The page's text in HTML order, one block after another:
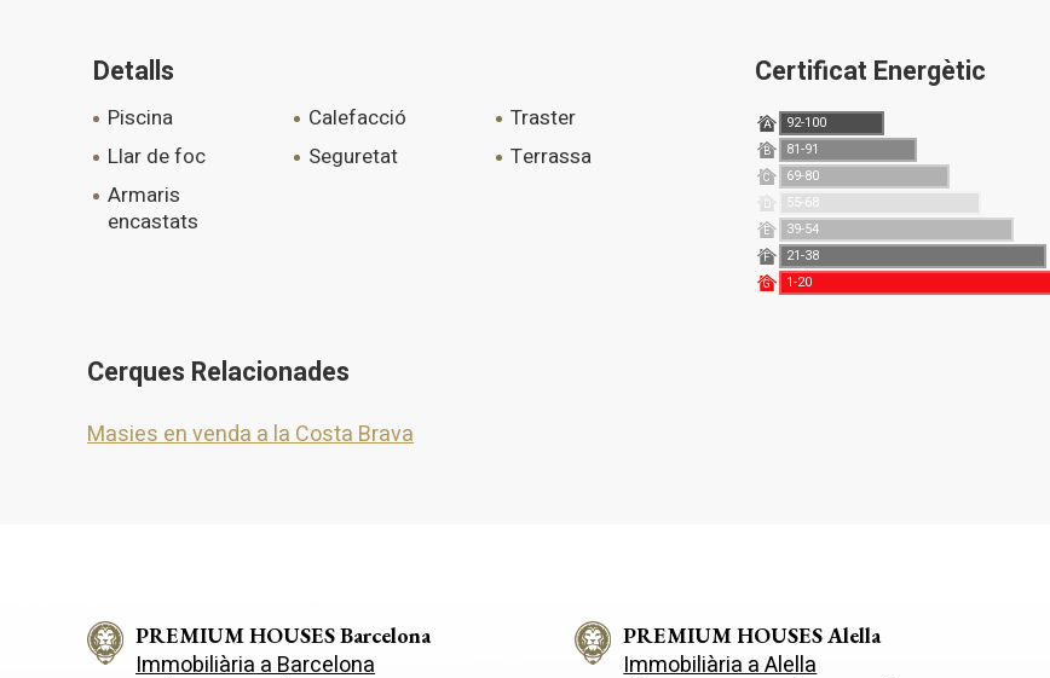
Detalls
piscina calefacció
traster
llar de foc
seguretat
terrassa
armaris
encastats
Certificat Energètic
A 92-100
B 81-91
C 69-80
D 55-68
E 39-54
F 21-38
G 1-20
Cerques Relacionades
Masies en venda a la Costa Brava
PREMIUM HOUSES Barcelona
Immobiliària a Barcelona
PREMIUM HOUSES Alella
Immobiliària a Alella